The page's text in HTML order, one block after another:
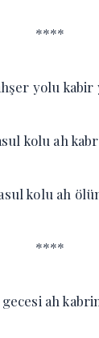
****
yolu kabir
kolu ah
kolu ah
****
ah